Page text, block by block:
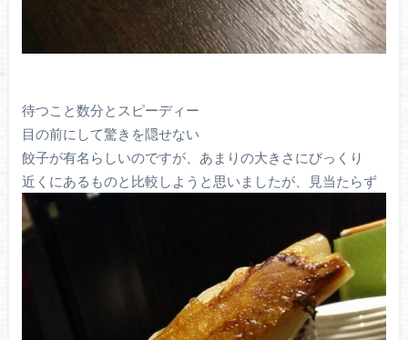
待つこと数分とスピーディー
目の前にして驚きを隠せない
餃子が有名らしいのですが、あまりの大きさにびっくり
近くにあるものと比較しようと思いましたが、見当たらず